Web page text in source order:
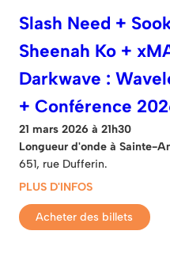
Slash Need +
Sheenah Ko +
Darkwave :
+ Conférence
21 mars 2026 à 21h30
Longueur d'onde à Sainte-
651, rue Dufferin.
PLUS D'INFOS
Acheter des billets